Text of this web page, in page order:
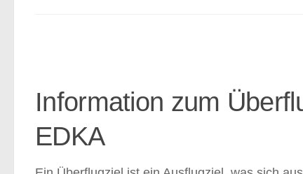
Information zum
EDKA